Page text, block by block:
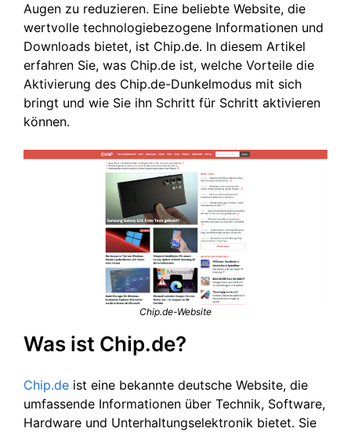
Augen zu reduzieren. Eine beliebte Website, die
wertvolle technologiebezogene Informationen und
Downloads bietet, ist Chip.de. In diesem Artikel
erfahren Sie, was Chip.de ist, welche Vorteile die
Aktivierung des Chip.de-Dunkelmodus mit sich
bringt und wie Sie ihn Schritt für Schritt aktivieren
können.
Chip.de-Website
Was ist Chip.de?
Chip.de ist eine bekannte deutsche Website, die
umfassende Informationen über Technik, Software,
Hardware und Unterhaltungselektronik bietet. Sie